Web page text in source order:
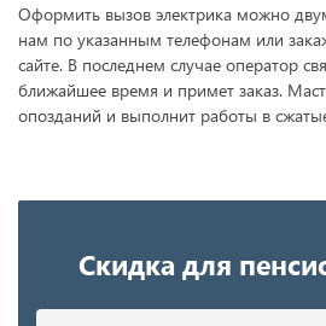
Оформить вызов электрика можно
нам по указанным телефонам или
сайте. В последнем случае оператор
ближайшее время и примет заказ.
опозданий и выполнит работы в
Скидка для